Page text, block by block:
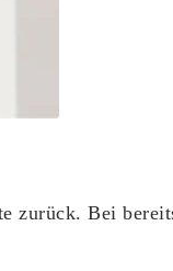
zurück. Bei